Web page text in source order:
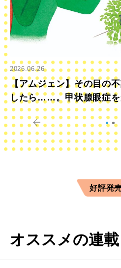
2026.06.26
【アムジェン】その目の
したら……。甲状腺眼症を
すか？
好評発
オススメの連載